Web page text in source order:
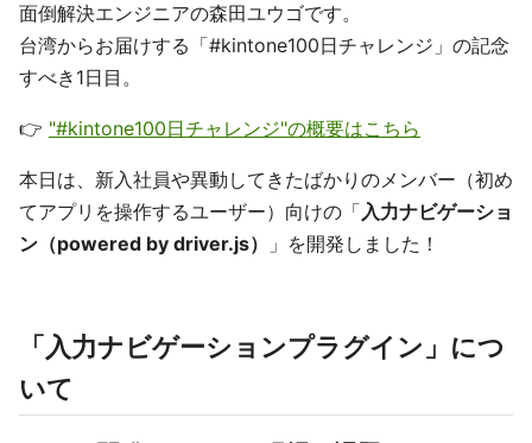
面倒解決エンジニアの森田ユウゴです。
台湾からお届けする「#kintone100日チャレンジ」の記念
すべき1日目。
👉 "#kintone100日チャレンジ"の概要はこちら
本日は、新入社員や異動してきたばかりのメンバー（初め
てアプリを操作するユーザー）向けの「入力ナビゲーショ
ン（powered by driver.js）
」を開発しました！
「入力ナビゲーションプラグイン」につ
いて